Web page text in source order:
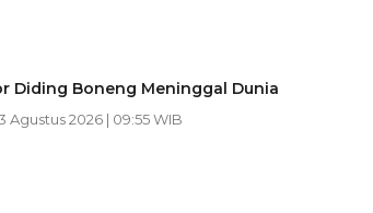
Diding Boneng Meninggal Dunia
Agustus 2026 | 09:55 WIB